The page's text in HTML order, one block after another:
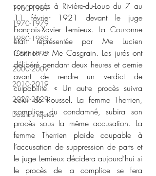
1960-1969
1970-1979
1980-1989
1990-1999
2000-2009
2010-2019
2020-2029
Dossiers rejetés
son procès à Rivière-du-Loup du 7 au
11 février 1921 devant le juge
François-Xavier Lemieux. La Couronne
était représentée par Me Lucien
Cannon et Me Casgrain. Les jurés ont
délibéré pendant deux heures et demie
avant de rendre un verdict de
culpabilité. « Un autre procès suivra
celui de Roussel. La femme Therrien,
complice du condamné, subira son
procès sous la même accusation. La
femme Therrien plaide coupable à
l’accusation de suppression de parts et
le juge Lemieux décidera aujourd’hui si
le procès de la complice se fera